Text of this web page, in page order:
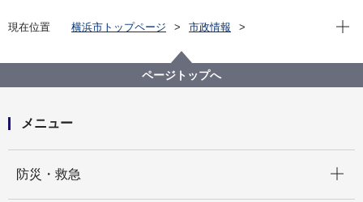
現在位置 横浜市トップページ
市政情報
「ガーデンネックレス横浜2026」３月19日（木曜日）
から開催します！
現在
ページトップへ
メニュー
防災・救急